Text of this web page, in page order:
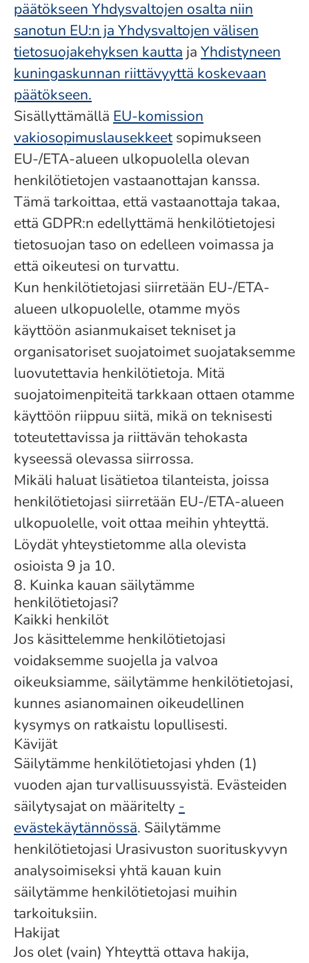
päätökseen Yhdysvaltojen osalta niin
sanotun EU:n ja Yhdysvaltojen välisen
tietosuojakehyksen kautta ja Yhdistyneen
kuningaskunnan riittävyyttä koskevaan
päätökseen.
Sisällyttämällä EU-komission
vakiosopimuslausekkeetsopimukseen
EU-/ETA-alueen ulkopuolella olevan
henkilötietojen vastaanottajan kanssa.
Tämä tarkoittaa, että vastaanottaja takaa,
että GDPR:n edellyttämä henkilötietojesi
tietosuojan taso on edelleen voimassa ja
että oikeutesi on turvattu.
Kun henkilötietojasi siirretään EU-/ETA-
alueen ulkopuolelle, otamme myös
käyttöön asianmukaiset tekniset ja
organisatoriset suojatoimet suojataksemme
luovutettavia henkilötietoja. Mitä
suojatoimenpiteitä tarkkaan ottaen otamme
käyttöön riippuu siitä, mikä on teknisesti
toteutettavissa ja riittävän tehokasta
kyseessä olevassa siirrossa.
Mikäli haluat lisätietoa tilanteista, joissa
henkilötietojasi siirretään EU-/ETA-alueen
ulkopuolelle, voit ottaa meihin yhteyttä.
Löydät yhteystietomme alla olevista
osioista 9 ja 10.
8. Kuinka kauan säilytämme
henkilötietojasi?
Kaikki henkilöt
Jos käsittelemme henkilötietojasi
voidaksemme suojella ja valvoa
oikeuksiamme, säilytämme henkilötietojasi,
kunnes asianomainen oikeudellinen
kysymys on ratkaistu lopullisesti.
Kävijät
Säilytämme henkilötietojasi yhden (1)
vuoden ajan turvallisuussyistä. Evästeiden
säilytysajat on määritelty -
evästekäytännössä. Säilytämme
henkilötietojasi Urasivuston suorituskyvyn
analysoimiseksi yhtä kauan kuin
säilytämme henkilötietojasi muihin
tarkoituksiin.
Hakijat
Jos olet (vain) Yhteyttä ottava hakija,